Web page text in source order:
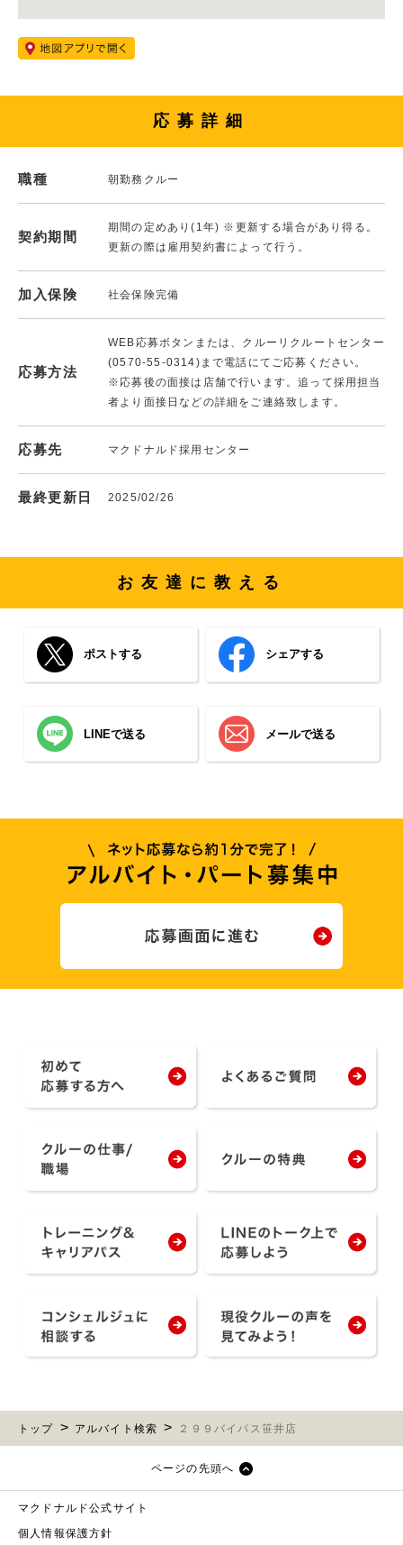
応募詳細
職種 朝勤務クルー
契約期間
期間の定めあり(1年) ※更新する場合があり得る。
更新の際は雇用契約書によって行う。
加入保険 社会保険完備
応募方法
WEB応募ボタンまたは、クルーリクルートセンター
(0570-55-0314)まで電話にてご応募ください。
※応募後の面接は店舗で行います。追って採用担当
者より面接日などの詳細をご連絡致します。
応募先 マクドナルド採用センター
最終更新日 2025/02/26
お友達に教える
ポストする シェアする
LINEで送る メールで送る
トップ アルバイト検索 ２９９バイパス笹井店
ページの先頭へ
マクドナルド公式サイト
個人情報保護方針